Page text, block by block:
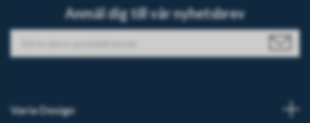
Anmäl dig till vår nyhetsbrev
Varia Design